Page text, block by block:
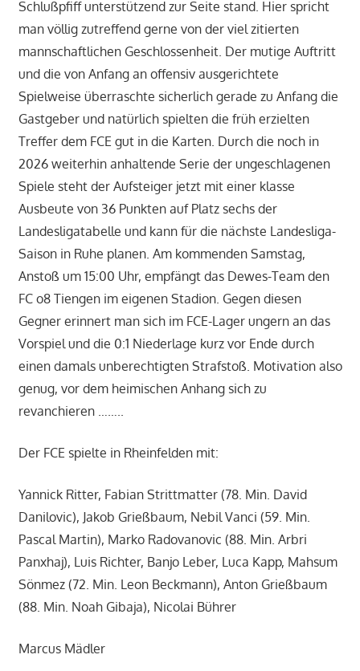
Schlußpfiff unterstützend zur Seite stand. Hier spricht
man völlig zutreffend gerne von der viel zitierten
mannschaftlichen Geschlossenheit. Der mutige Auftritt
und die von Anfang an offensiv ausgerichtete
Spielweise überraschte sicherlich gerade zu Anfang die
Gastgeber und natürlich spielten die früh erzielten
Treffer dem FCE gut in die Karten. Durch die noch in
2026 weiterhin anhaltende Serie der ungeschlagenen
Spiele steht der Aufsteiger jetzt mit einer klasse
Ausbeute von 36 Punkten auf Platz sechs der
Landesligatabelle und kann für die nächste Landesliga-
Saison in Ruhe planen. Am kommenden Samstag,
Anstoß um 15:00 Uhr, empfängt das Dewes-Team den
FC o8 Tiengen im eigenen Stadion. Gegen diesen
Gegner erinnert man sich im FCE-Lager ungern an das
Vorspiel und die 0:1 Niederlage kurz vor Ende durch
einen damals unberechtigten Strafstoß. Motivation also
genug, vor dem heimischen Anhang sich zu
revanchieren ……..
Der FCE spielte in Rheinfelden mit:
Yannick Ritter, Fabian Strittmatter (78. Min. David
Danilovic), Jakob Grießbaum, Nebil Vanci (59. Min.
Pascal Martin), Marko Radovanovic (88. Min. Arbri
Panxhaj), Luis Richter, Banjo Leber, Luca Kapp, Mahsum
Sönmez (72. Min. Leon Beckmann), Anton Grießbaum
(88. Min. Noah Gibaja), Nicolai Bührer
Marcus Mädler